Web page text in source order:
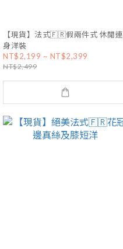
【現貨】法式🇫🇷假兩件式 休閒連
身洋裝
NT$2,199 ~ NT$2,399
NT$2,499